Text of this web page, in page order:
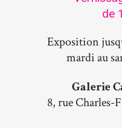
de
Exposition
mardi au
Galerie
8, rue Charles-